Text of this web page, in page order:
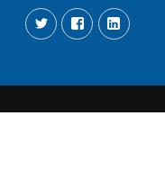
TwitterFacebook